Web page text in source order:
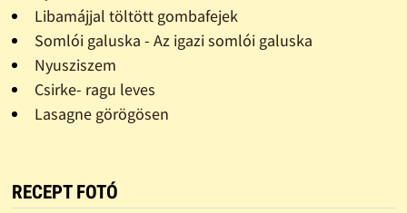
Libamájjal töltött gombafejek
Somlói galuska - Az igazi somlói galuska
Nyusziszem
Csirke- ragu leves
Lasagne görögösen
RECEPT FOTÓ